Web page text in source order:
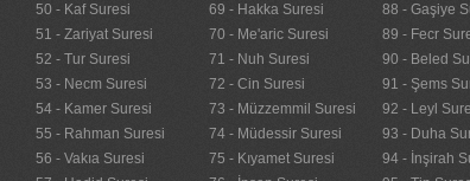
50 - Kaf Suresi
51 - Zariyat Suresi
52 - Tur Suresi
53 - Necm Suresi
54 - Kamer Suresi
55 - Rahman Suresi
56 - Vakıa Suresi
69 - Hakka Suresi
70 - Me'aric Suresi
71 - Nuh Suresi
72 - Cin Suresi
73 - Müzzemmil Suresi
74 - Müdessir Suresi
75 - Kıyamet Suresi
88 - Gaşiye
89 - Fecr
90 - Beled
91 - Şems
92 - Leyl
93 - Duha
94 - İnşirah